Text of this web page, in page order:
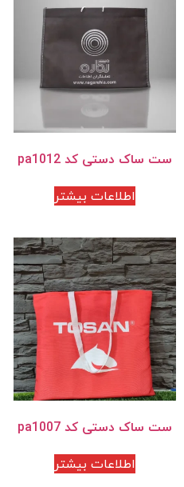
ست ساک دستی کد pa1012
اطلاعات بیشتر
ست ساک دستی کد pa1007
اطلاعات بیشتر